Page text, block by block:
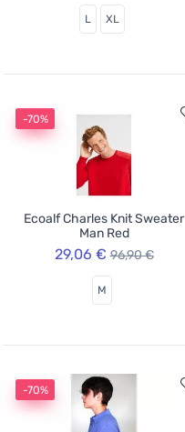
L XL
-70%
Ecoalf Charles Knit Sweater
Man Red
29,06 € 96,90 €
M
-70%